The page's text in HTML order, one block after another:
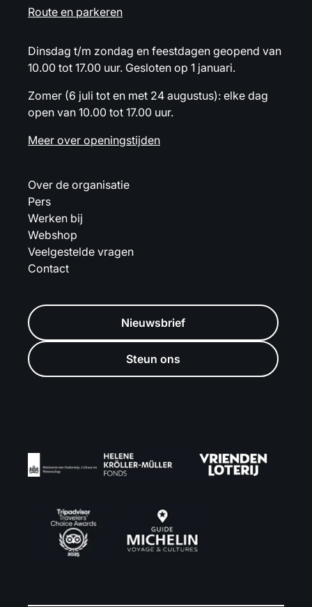
Route en parkeren
Dinsdag t/m zondag en feestdagen geopend van
10.00 tot 17.00 uur. Gesloten op 1 januari.
Zomer (6 juli tot en met 24 augustus): elke dag
open van 10.00 tot 17.00 uur.
Meer over openingstijden
Over de organisatie
Pers
Werken bij
Webshop
Veelgestelde vragen
Contact
Nieuwsbrief
Steun ons